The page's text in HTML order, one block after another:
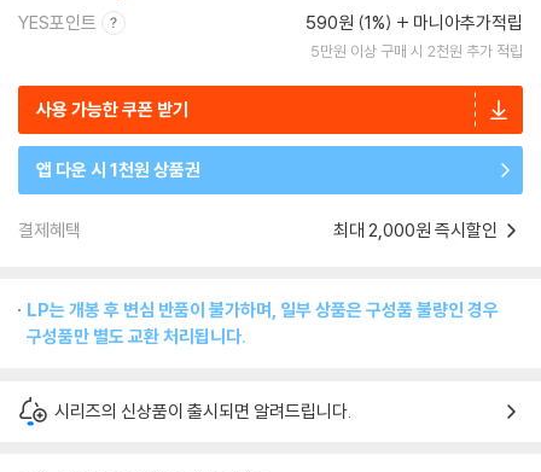
YES포인트 590원 (1%) 마니아추가적립
5만원 이상 구매 시 2천원 추가 적립
사용 가능한 쿠폰 받기
앱 다운 시 1천원 상품권
결제혜택 최대 2,000원 즉시할인
LP는 개봉 후 변심 반품이 불가하며, 일부 상품은 구성품 불량인 경우
구성품만 별도 교환 처리됩니다.
시리즈의 신상품이 출시되면 알려드립니다.